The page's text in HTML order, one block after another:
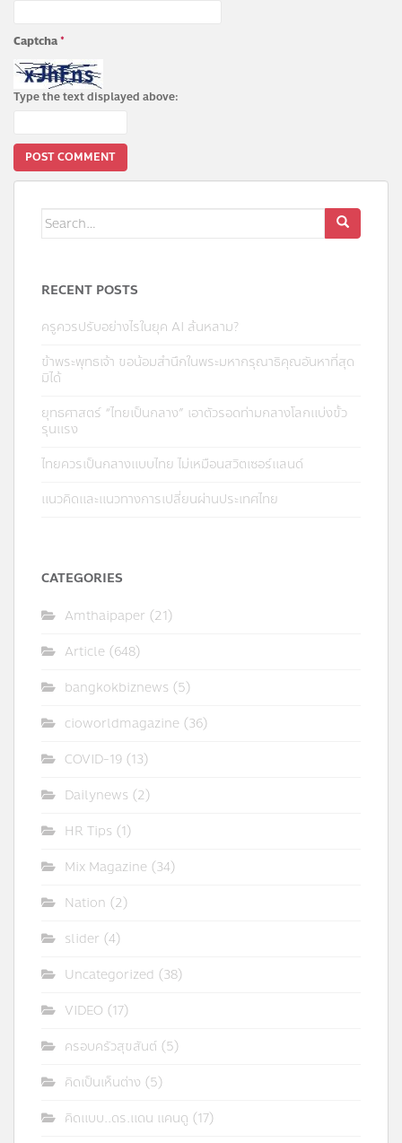
Captcha*
Type the text displayed above:
Search
for:
RECENT POSTS
ครูควรปรับอย่างไรในยุค AI ล้นหลาม?
ข้าพระพุทธเจ้า ขอน้อมสำนึกในพระมหากรุณาธิคุณอันหาที่สุด
มิได้
ยุทธศาสตร์ “ไทยเป็นกลาง” เอาตัวรอดท่ามกลางโลกแบ่งขั้ว
รุนแรง
ไทยควรเป็นกลางแบบไทย ไม่เหมือนสวิตเซอร์แลนด์
แนวคิดและแนวทางการเปลี่ยนผ่านประเทศไทย
CATEGORIES
Amthaipaper (21)
Article (648)
bangkokbiznews (5)
cioworldmagazine (36)
COVID-19 (13)
Dailynews (2)
HR Tips (1)
Mix Magazine (34)
Nation (2)
slider (4)
Uncategorized (38)
VIDEO (17)
ครอบครัวสุขสันต์ (5)
คิดเป็นเห็นต่าง (5)
คิดแบบ..ดร.แดน แคนดู (17)